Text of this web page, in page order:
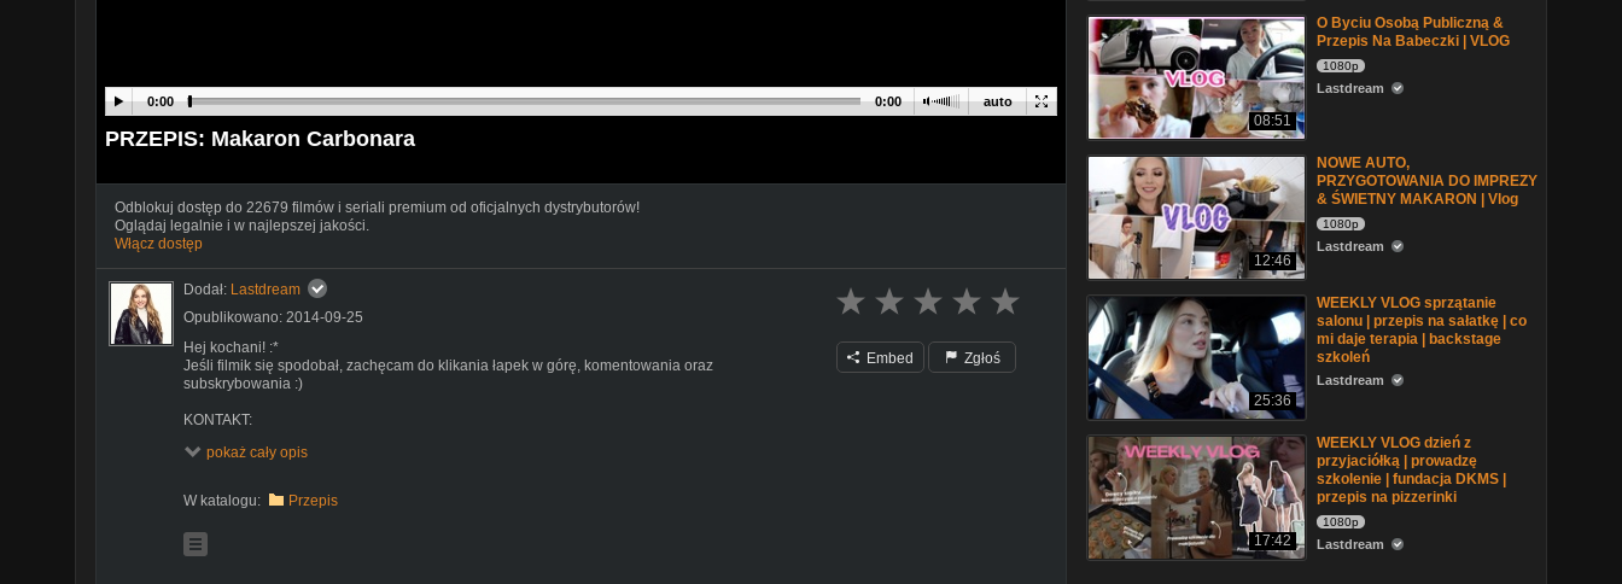
auto
0:00 0:00
PRZEPIS: Makaron Carbonara
Odblokuj dostęp do 22679 filmów i seriali premium od oficjalnych dystrybutorów!
Oglądaj legalnie i w najlepszej jakości.
Włącz dostęp
Dodał: Lastdream
Opublikowano: 2014-09-25
Hej kochani! :*
Jeśli filmik się spodobał, zachęcam do klikania łapek w górę, komentowania oraz
subskrybowania :)
KONTAKT:
GDZIE MNIE ZNAJDZIECIE:
► INSTAGRAM:
► PHOTOBLOG:
pokaż cały opis
W katalogu: Przepis
Embed Zgłoś
08:51
O Byciu Osobą Publiczną &
Przepis Na Babeczki | VLOG
1080p
Lastdream
12:46
NOWE AUTO,
PRZYGOTOWANIA DO IMPREZY
& ŚWIETNY MAKARON | Vlog
1080p
Lastdream
25:36
WEEKLY VLOG sprzątanie
salonu | przepis na sałatkę | co
mi daje terapia | backstage
szkoleń
Lastdream
17:42
WEEKLY VLOG dzień z
przyjaciółką | prowadzę
szkolenie | fundacja DKMS |
przepis na pizzerinki
1080p
Lastdream